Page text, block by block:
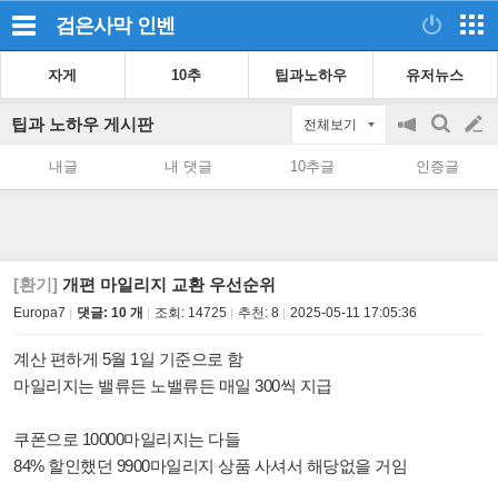
검은사막 인벤
자게 10추 팁과노하우 유저뉴스
팁과 노하우 게시판 전체보기
공
on/off
검
색
글
쓰
내글 내 댓글 10추글 인증글
[환기] 개편 마일리지 교환 우선순위
Europa7 댓글: 10 개 조회: 14725 추천: 8 2025-05-11 17:05:36
계산 편하게 5월 1일 기준으로 함
마일리지는 밸류든 노밸류든 매일 300씩 지급
쿠폰으로 10000마일리지는 다들
84% 할인했던 9900마일리지 상품 사셔서 해당없을 거임